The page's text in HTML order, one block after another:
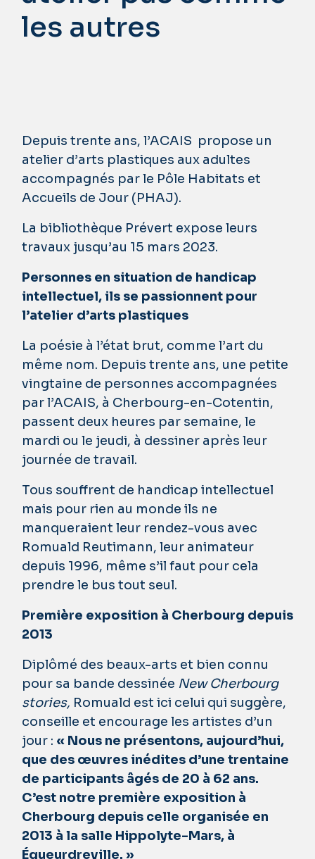
les autres
Depuis trente ans, l’ACAIS propose un
atelier d’arts plastiques aux adultes
accompagnés par le Pôle Habitats et
Accueils de Jour (PHAJ).
La bibliothèque Prévert expose leurs
travaux jusqu’au 15 mars 2023.
Personnes en situation de handicap
intellectuel, ils se passionnent pour
l’atelier d’arts plastiques
La poésie à l’état brut, comme l’art du
même nom. Depuis trente ans, une petite
vingtaine de personnes accompagnées
par l’ACAIS, à Cherbourg-en-Cotentin,
passent deux heures par semaine, le
mardi ou le jeudi, à dessiner après leur
journée de travail.
Tous souffrent de handicap intellectuel
mais pour rien au monde ils ne
manqueraient leur rendez-vous avec
Romuald Reutimann, leur animateur
depuis 1996, même s’il faut pour cela
prendre le bus tout seul.
Première exposition à Cherbourg depuis
2013
Diplômé des beaux-arts et bien connu
pour sa bande dessinée New Cherbourg
stories, Romuald est ici celui qui suggère,
conseille et encourage les artistes d’un
jour : « Nous ne présentons, aujourd’hui,
que des œuvres inédites d’une trentaine
de participants âgés de 20 à 62 ans.
C’est notre première exposition à
Cherbourg depuis celle organisée en
2013 à la salle Hippolyte-Mars, à
Équeurdreville. »